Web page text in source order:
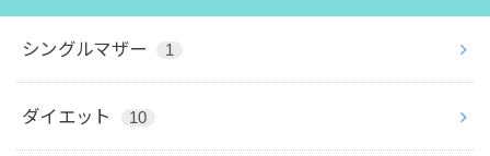
シングルマザー 1
ダイエット 10